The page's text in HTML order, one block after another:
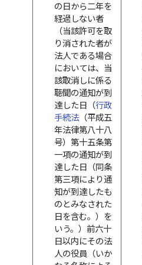
の日から二年を
経過しない者
（当該許可を取
り消された者が
法人である場合
においては、当
該取消しに係る
聴聞の通知が到
達した日（行政
手続法（平成五
年法律第八十八
号）第十五条第
一項の通知が到
達した日（同条
第三項により通
知が到達したも
のとみなされた
日を含む。）を
いう。）前六十
日以内にその法
人の役員（いか